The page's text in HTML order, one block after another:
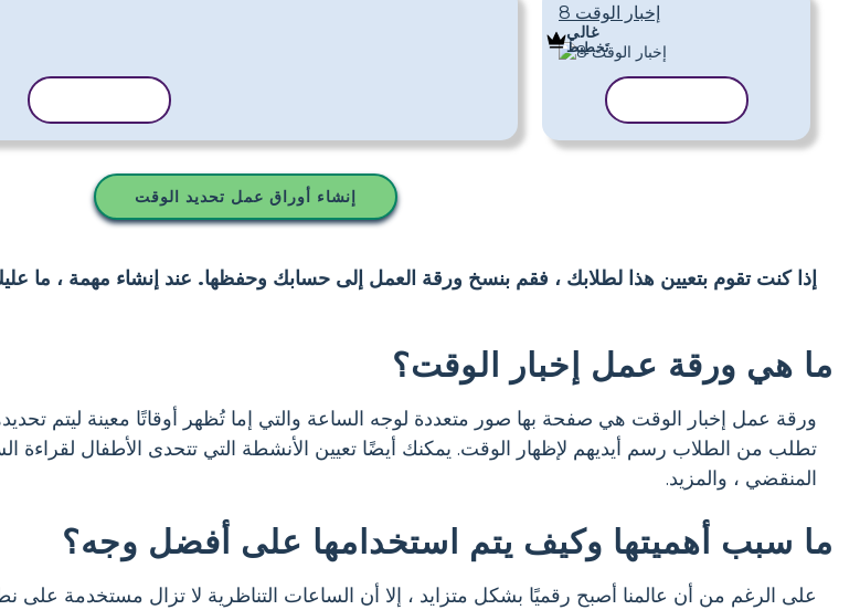
إخبار الوقت 8
غالي
تَخطِيط
إنشاء أوراق عمل تحديد الوقت
إذا كنت تقوم بتعيين هذا لطلابك ، فقم بنسخ ورقة العمل إلى حسابك وحفظها. عند إنشاء مهمة ، ما
ما هي ورقة عمل إخبار الوقت؟
ورقة عمل إخبار الوقت هي صفحة بها صور متعددة لوجه الساعة والتي إما تُظهر أوقاتًا معينة ليتم
تطلب من الطلاب رسم أيديهم لإظهار الوقت. يمكنك أيضًا تعيين الأنشطة التي تتحدى الأطفال لقراءة
المنقضي ، والمزيد.
ما سبب أهميتها وكيف يتم استخدامها على أفضل وجه؟
على الرغم من أن عالمنا أصبح رقميًا بشكل متزايد ، إلا أن الساعات التناظرية لا تزال مستخدمة على